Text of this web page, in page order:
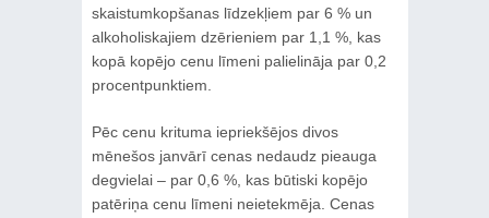
skaistumkopšanas līdzekļiem par 6 % un
alkoholiskajiem dzērieniem par 1,1 %, kas
kopā kopējo cenu līmeni palielināja par 0,2
procentpunktiem.
Pēc cenu krituma iepriekšējos divos
mēnešos janvārī cenas nedaudz pieauga
degvielai – par 0,6 %, kas būtiski kopējo
patēriņa cenu līmeni neietekmēja. Cenas